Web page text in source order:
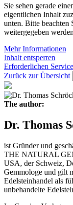
Sie sehen gerade
eigentlichen Inhalt
unten. Bitte beachten
weitergegeben
Mehr Informationen
Inhalt entsperren
Erforderlichen
Zurück zur Übersicht
The author:
Dr. Thomas
ist Gründer und
THE NATURAL
USA, der Schweiz,
Gemmologe und gilt
Edelsteinhandel als
unbehandelte